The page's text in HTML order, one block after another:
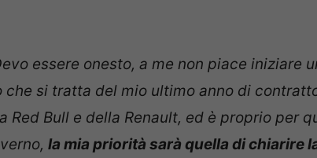
essere onesto, a me non piace iniziare
che si tratta del mio ultimo anno di
Red Bull e della Renault, ed è proprio per
la mia priorità sarà quella di chiarire